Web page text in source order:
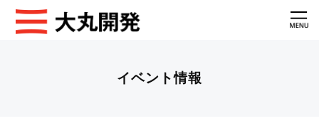
イベント情報